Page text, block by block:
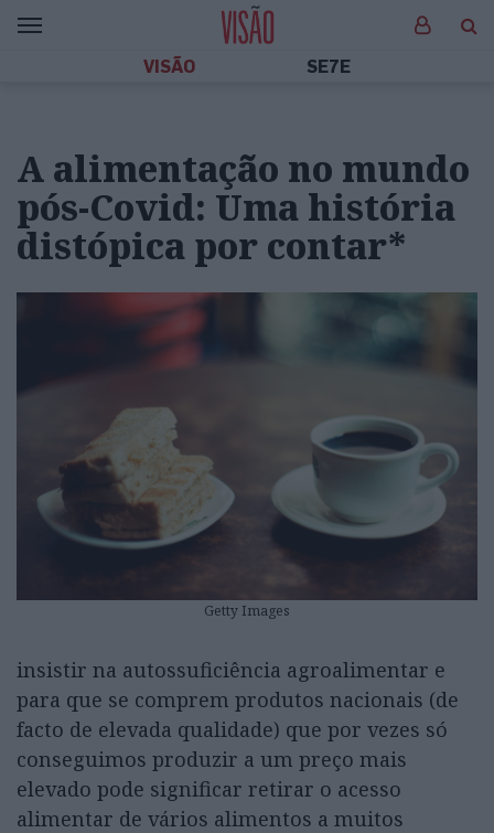
VISÃO SE7E
A alimentação no mundo
pós-Covid: Uma história
distópica por contar*
Getty Images
insistir na autossuficiência agroalimentar e
para que se comprem produtos nacionais (de
facto de elevada qualidade) que por vezes só
conseguimos produzir a um preço mais
elevado pode significar retirar o acesso
alimentar de vários alimentos a muitos